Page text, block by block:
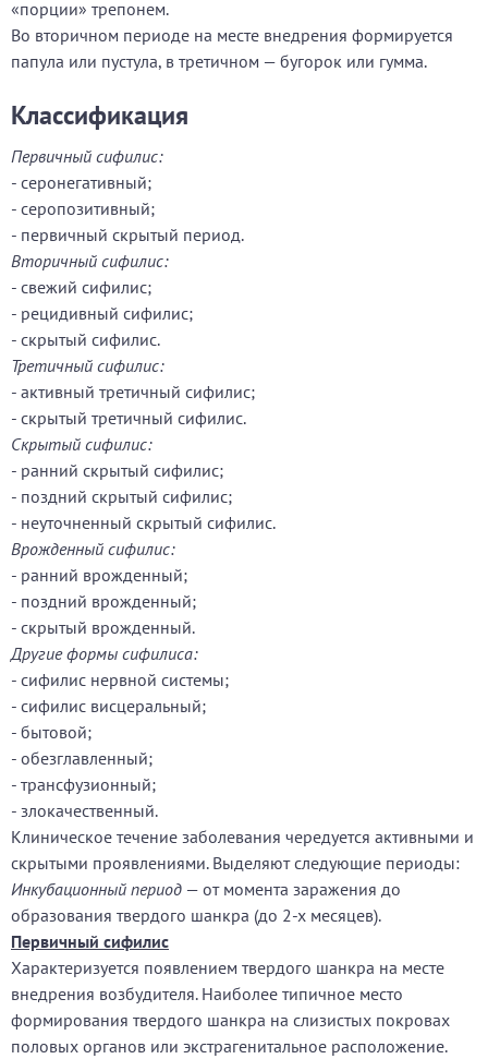
«порции» трепонем.
Во вторичном периоде на месте внедрения формируется
папула или пустула, в третичном — бугорок или гумма.
Классификация
Первичный сифилис:
- серонегативный;
- серопозитивный;
- первичный скрытый период.
Вторичный сифилис:
- свежий сифилис;
- рецидивный сифилис;
- скрытый сифилис.
Третичный сифилис:
- активный третичный сифилис;
- скрытый третичный сифилис.
Скрытый сифилис:
- ранний скрытый сифилис;
- поздний скрытый сифилис;
- неуточненный скрытый сифилис.
Врожденный сифилис:
- ранний врожденный;
- поздний врожденный;
- скрытый врожденный.
Другие формы сифилиса:
- сифилис нервной системы;
- сифилис висцеральный;
- бытовой;
- обезглавленный;
- трансфузионный;
- злокачественный.
Клиническое течение заболевания чередуется активными и
скрытыми проявлениями. Выделяют следующие периоды:
Инкубационный период — от момента заражения до
образования твердого шанкра (до 2-х месяцев).
Первичный сифилис
Характеризуется появлением твердого шанкра на месте
внедрения возбудителя. Наиболее типичное место
формирования твердого шанкра на слизистых покровах
половых органов или экстрагенитальное расположение.